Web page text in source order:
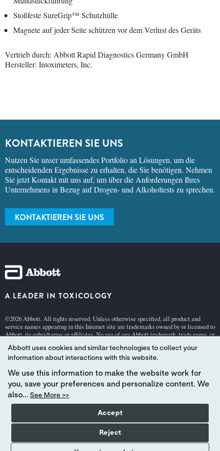
Stoßfeste SureGrip™ Schutzhülle
Magnete auf jeder Seite schützen vor dem Verlust des Geräts
Vertrieb durch: Abbott Rapid Diagnostics Germany GmbH
Hersteller: Intoximeters, Inc.
KONTAKTIEREN SIE UNS
Nutzen Sie unser umfassendes Portfolio an Lösungen, um die
entscheidenden Ergebnisse zu erhalten, die Sie benötigen. Nehmen
Sie jetzt Kontakt mit uns auf, um über die Anforderungen Ihres
Unternehmens in Bezug auf Drogen- und Alkoholtests zu sprechen.
KONTAKTIEREN SIE UNS
A LEADER IN TOXICOLOGY
©2026 Abbott. All rights reserved. Unless otherwise specified, all product and
service names appearing in this Internet site are trademarks owned by or licensed to
Abbott, its subsidiaries or affiliates. No use of any Abbott trademark, trade name, or
Abbott, except to identify the product or services of the company.
This website is governed by applicable U.S. laws and governmental regulations.
The products and information contained herewith may not be accessible in all
countries, and Abbott takes no responsibility for such information which may not
comply with local country legal process, regulation, registration and usage.
Your use of this website and the information contained herein is subject to
our Terms and Conditions:
Frenc
[pdf 140KB]),Privacy, and
Abbott - A Global Leader in Toxicology.
Abbott uses cookies and similar technologies to collect your
information about interactions with this website.
We use this information to make the website work for
you, save your preferences and personalize content. We
also... See More >>
Accept
Reject